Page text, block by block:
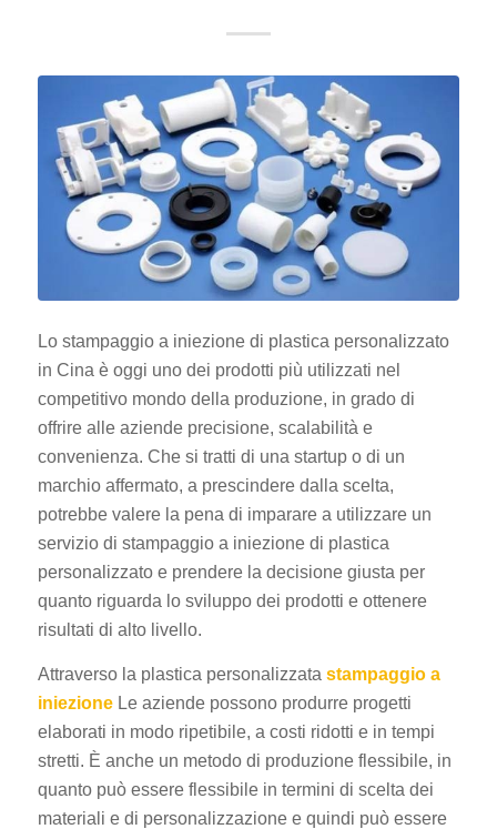
Lo stampaggio a iniezione di plastica personalizzato
in Cina è oggi uno dei prodotti più utilizzati nel
competitivo mondo della produzione, in grado di
offrire alle aziende precisione, scalabilità e
convenienza. Che si tratti di una startup o di un
marchio affermato, a prescindere dalla scelta,
potrebbe valere la pena di imparare a utilizzare un
servizio di stampaggio a iniezione di plastica
personalizzato e prendere la decisione giusta per
quanto riguarda lo sviluppo dei prodotti e ottenere
risultati di alto livello.
Attraverso la plastica personalizzata stampaggio a
iniezioneLe aziende possono produrre progetti
elaborati in modo ripetibile, a costi ridotti e in tempi
stretti. È anche un metodo di produzione flessibile, in
quanto può essere flessibile in termini di scelta dei
materiali e di personalizzazione e quindi può essere